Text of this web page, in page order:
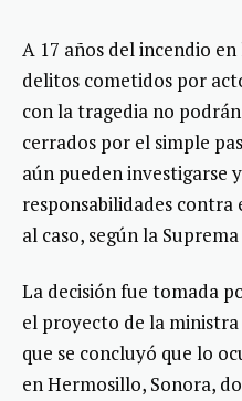
A 17 años del incendio
delitos cometidos por
con la tragedia no
cerrados por el simple
aún pueden investigarse
responsabilidades
al caso, según la
La decisión fue tomada
el proyecto de la
que se concluyó que lo
en Hermosillo, Sonora,